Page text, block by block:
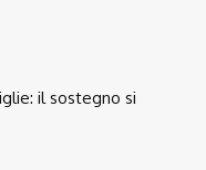
il sostegno si